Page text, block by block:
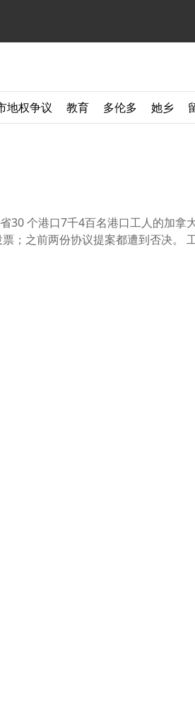
地权争议 教育 多伦多 她乡
30 个港口7千4百名港口工人的加拿
；之前两份协议提案都遭到否决。